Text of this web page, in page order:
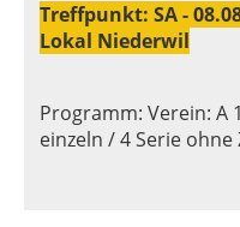
Treffpunkt: SA -
Lokal Niederwil
Programm: Verein: A
einzeln / 4 Serie